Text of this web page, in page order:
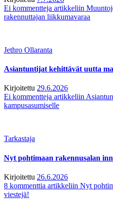
Ei kommentteja artikkeliin
rakennuttajan liikkumavaraa
Jethro Ollaranta
Asiantuntijat kehittävät uutta
Kirjoitettu 29.6.2026
Ei kommentteja artikkeliin
kampusasumiselle
Tarkastaja
Nyt pohtimaan rakennusalan
Kirjoitettu 26.6.2026
8 kommenttia artikkeliin Nyt
viestejä!